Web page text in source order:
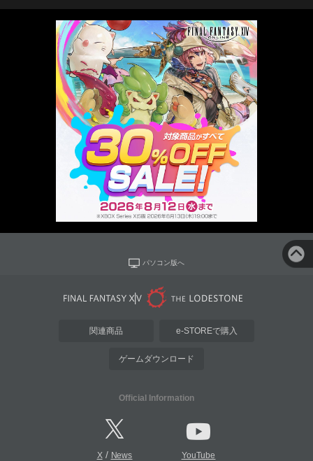
パソコン版へ
関連商品 e-STOREで購入
ゲームダウンロード
Official Information
X/ News YouTube